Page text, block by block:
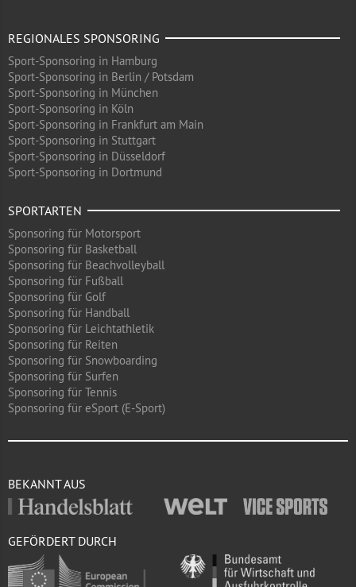
REGIONALES SPONSORING
Sport-Sponsoring in Hamburg
Sport-Sponsoring in Berlin / Potsdam
Sport-Sponsoring in München
Sport-Sponsoring in Köln
Sport-Sponsoring in Frankfurt am Main
Sport-Sponsoring in Stuttgart
Sport-Sponsoring in Düsseldorf
Sport-Sponsoring in Dortmund
SPORTARTEN
Sponsoring für Motorsport
Sponsoring für Basketball
Sponsoring für Beachvolleyball
Sponsoring für Fußball
Sponsoring für Golf
Sponsoring für Handball
Sponsoring für Leichtathletik
Sponsoring für Reiten
Sponsoring für Snowboarding
Sponsoring für Surfen
Sponsoring für Tennis
Sponsoring für eSport (E-Sport)
BEKANNT AUS
GEFÖRDERT DURCH